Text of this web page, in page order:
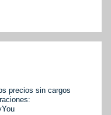
precios sin cargos